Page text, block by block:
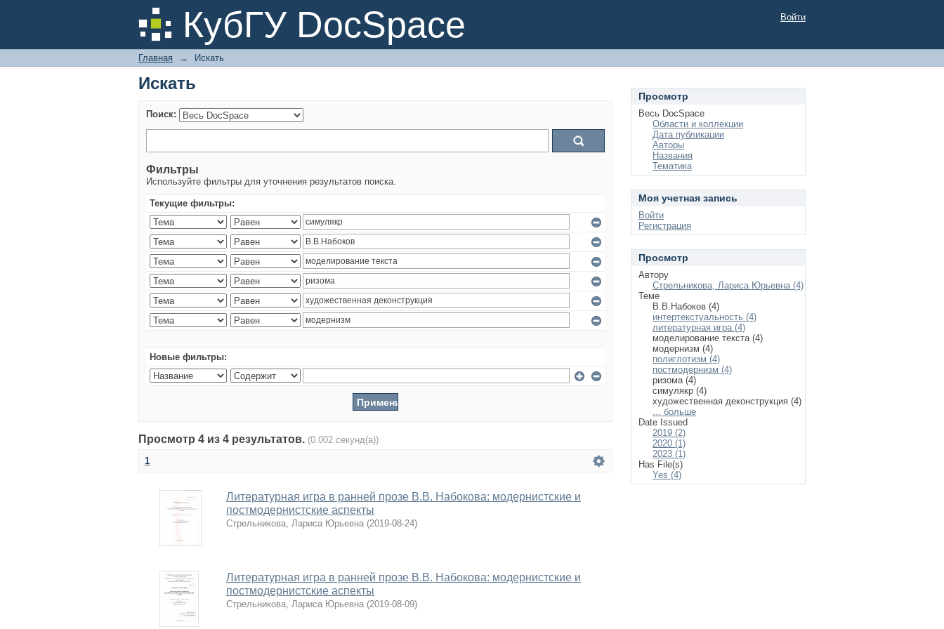
КубГУ DocSpace
Искать Войти
Главная → Искать
Искать
Поиск:
Фильтры
Используйте фильтры для уточнения результатов поиска.
Текущие фильтры:
Новые фильтры:
Просмотр 4 из 4 результатов. (0.002 секунд(а))
1
Литературная игра в ранней прозе В.В. Набокова: модернистские и
постмодернистские аспекты
Стрельникова, Лариса Юрьевна (2019-08-24)
Литературная игра в ранней прозе В.В. Набокова: модернистские и
постмодернистские аспекты
Стрельникова, Лариса Юрьевна (2019-08-09)
Просмотр
Весь DocSpace
Области и коллекции
Дата публикации
Авторы
Названия
Тематика
Моя учетная запись
Войти
Регистрация
Просмотр
Автору
Стрельникова, Лариса Юрьевна (4)
Теме
В.В.Набоков (4)
интертекстуальность (4)
литературная игра (4)
моделирование текста (4)
модернизм (4)
полиглотизм (4)
постмодернизм (4)
ризома (4)
симулякр (4)
художественная деконструкция (4)
... больше
Date Issued
2019 (2)
2020 (1)
2023 (1)
Has File(s)
Yes (4)